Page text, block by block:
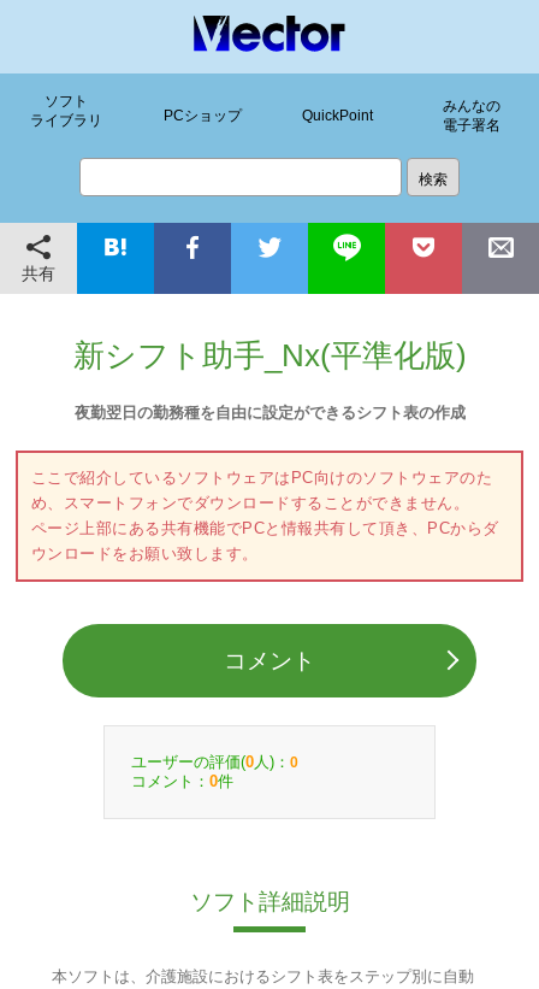
ソフト
ライブラリ
PCショップ QuickPoint
みんなの
電子署名
共有
新シフト助手_Nx(平準化版)
夜勤翌日の勤務種を自由に設定ができるシフト表の作成
ここで紹介しているソフトウェアはPC向けのソフトウェアのた
め、スマートフォンでダウンロードすることができません。
ページ上部にある共有機能でPCと情報共有して頂き、PCからダ
ウンロードをお願い致します。
コメント
ユーザーの評価(0 人)： 0
コメント： 0件
ソフト詳細説明
本ソフトは、介護施設におけるシフト表をステップ別に自動